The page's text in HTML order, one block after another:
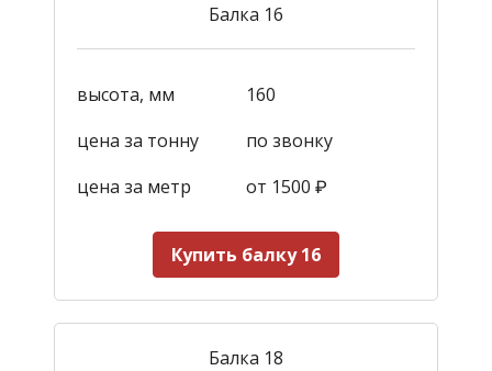
Балка 16
высота, мм
160
цена за тонну
по звонку
цена за метр
от 1500 ₽
Купить балку 16
Балка 18